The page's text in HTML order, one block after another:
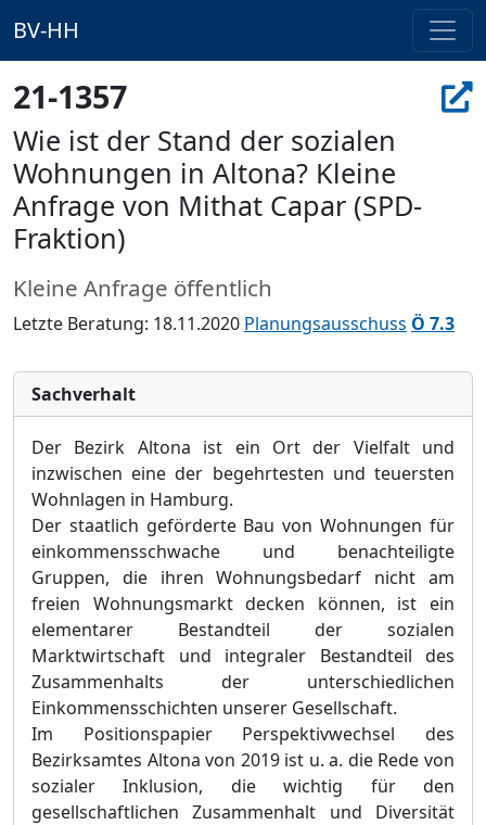
BV-HH
21-1357
Wie ist der Stand der sozialen
Wohnungen in Altona? Kleine
Anfrage von Mithat Capar (SPD-
Fraktion)
Kleine Anfrage öffentlich
Letzte Beratung: 18.11.2020 Planungsausschuss Ö 7.3
Sachverhalt
Der Bezirk Altona ist ein Ort der Vielfalt und
inzwischen eine der begehrtesten und teuersten
Wohnlagen in Hamburg.
Der staatlich geförderte Bau von Wohnungen für
einkommensschwache und benachteiligte
Gruppen, die ihren Wohnungsbedarf nicht am
freien Wohnungsmarkt decken können, ist ein
elementarer Bestandteil der sozialen
Marktwirtschaft und integraler Bestandteil des
Zusammenhalts der unterschiedlichen
Einkommensschichten unserer Gesellschaft.
Im Positionspapier Perspektivwechsel des
Bezirksamtes Altona von 2019 ist u. a. die Rede von
sozialer Inklusion, die wichtig für den
gesellschaftlichen Zusammenhalt und Diversität